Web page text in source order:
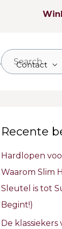
Contact
Z
n
Recente
Hardlopen
Waarom Slim
Sleutel is tot
Begint!)
De